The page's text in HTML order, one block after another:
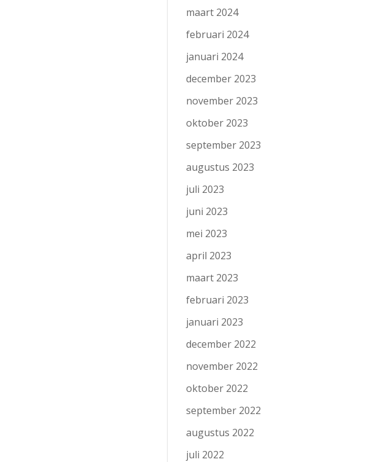
maart 2024
februari 2024
januari 2024
december 2023
november 2023
oktober 2023
september 2023
augustus 2023
juli 2023
juni 2023
mei 2023
april 2023
maart 2023
februari 2023
januari 2023
december 2022
november 2022
oktober 2022
september 2022
augustus 2022
juli 2022